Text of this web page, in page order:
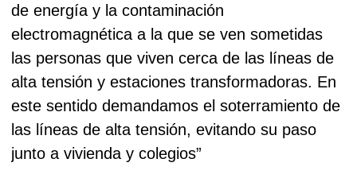
de energía y la contaminación
electromagnética a la que se ven sometidas
las personas que viven cerca de las líneas de
alta tensión y estaciones transformadoras. En
este sentido demandamos el soterramiento de
las líneas de alta tensión, evitando su paso
junto a vivienda y colegios”